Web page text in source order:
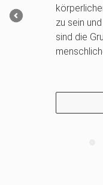
zu sein
sind die